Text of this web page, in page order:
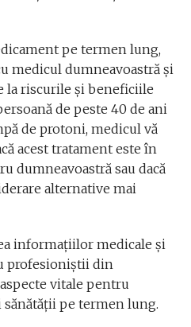
pe termen lung,
medicul dumneavoastră și
la riscurile și beneficiile
de peste 40 de ani
de protoni, medicul vă
acest tratament este în
dumneavoastră sau dacă
alternative mai
informațiilor medicale și
profesioniștii din
vitale pentru
pe termen lung.